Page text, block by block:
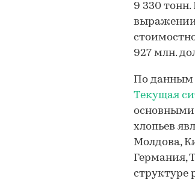
9 330 тонн.
выражении
927 млн.
По данным
Текущая
хлопьев
Молдова,
Германия,
структуре